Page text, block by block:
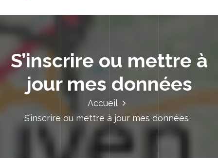
o
S’inscrire ou mettre à
jour mes données
Accueil
S’inscrire ou mettre à jour mes données